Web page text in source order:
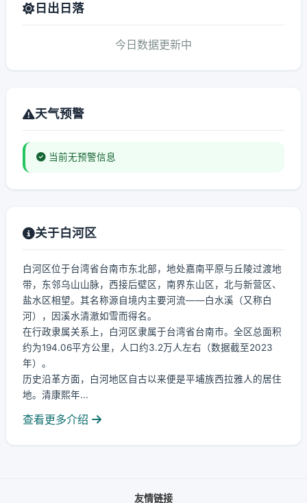
日出日落
今日数据更新中
天气预警
当前无预警信息
关于白河区
白河区位于台湾省台南市东北部，地处嘉南平原与丘陵过渡地
带，东邻乌山山脉，西接后壁区，南界东山区，北与新营区、
盐水区相望。其名称源自境内主要河流——白水溪（又称白
河），因溪水清澈如雪而得名。
在行政隶属关系上，白河区隶属于台湾省台南市。全区总面积
约为194.06平方公里，人口约3.2万人左右（数据截至2023
年）。
历史沿革方面，白河地区自古以来便是平埔族西拉雅人的居住
地。清康熙年...
查看更多介绍
友情链接